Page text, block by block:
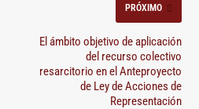
PRÓXIMO
El ámbito objetivo de aplicación
del recurso colectivo
resarcitorio en el Anteproyecto
de Ley de Acciones de
Representación